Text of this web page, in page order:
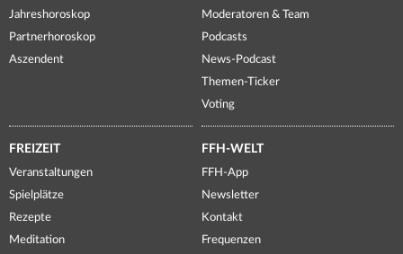
Jahreshoroskop
Partnerhoroskop
Aszendent
Moderatoren & Team
Podcasts
News-Podcast
Themen-Ticker
Voting
FREIZEIT
Veranstaltungen
Spielplätze
Rezepte
Meditation
FFH-WELT
FFH-App
Newsletter
Kontakt
Frequenzen